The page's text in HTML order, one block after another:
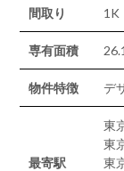
間取り 1K
専有面積
物件特徴 デ
最寄駅
東
東
東